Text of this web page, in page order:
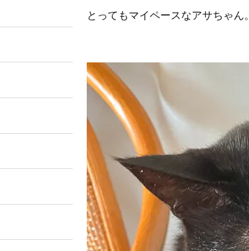
とってもマイペースなアサちゃん。